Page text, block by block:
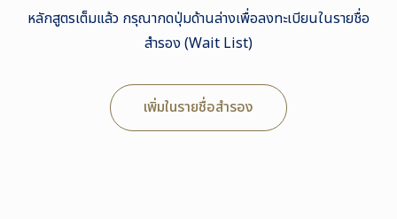
หลักสูตรเต็มแล้ว กรุณากดปุ่มด้านล่างเพื่อลงทะเบียนในรายชื่อ
สำรอง (Wait List)
เพิ่มในรายชื่อสำรอง